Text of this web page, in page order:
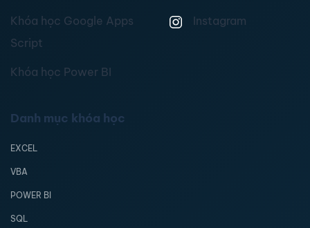
Khóa học Google Apps
Script
Khóa học Power BI
Instagram
Danh mục khóa học
EXCEL
VBA
POWER BI
SQL